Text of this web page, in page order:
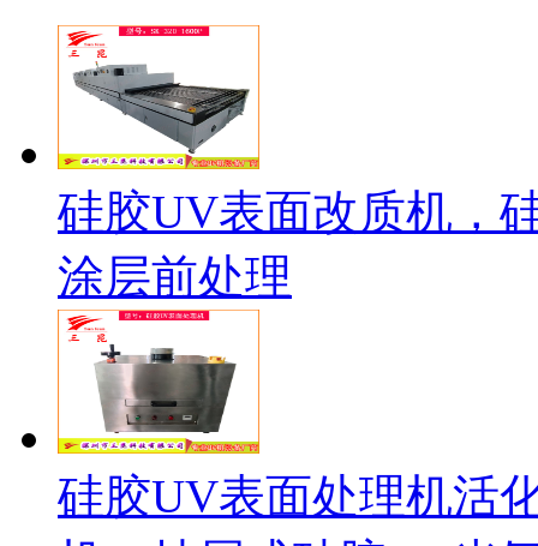
硅胶UV表面改质机，
涂层前处理
硅胶UV表面处理机活